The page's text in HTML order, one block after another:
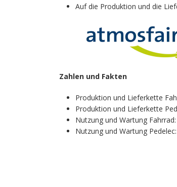
Auf die Produktion und die
Zahlen und Fakten
Produktion und Lieferkette
Produktion und Lieferkette
Nutzung und Wartung
Nutzung und Wartung